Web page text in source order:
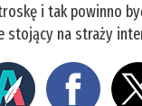
i tak powinno
stojący na straży